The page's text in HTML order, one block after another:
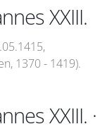
XXIII.
1370 - 1419).
XXIII. ·